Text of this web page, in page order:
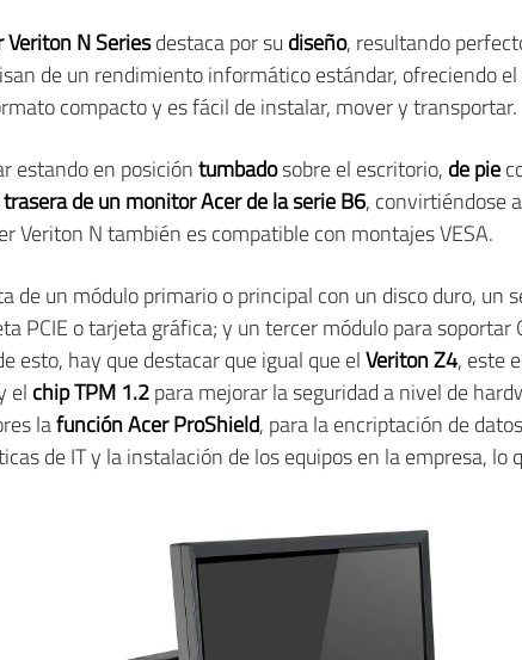
Veriton N Seriesdestaca por su diseño, resultando
de un rendimiento informático estándar, ofreciendo
compacto y es fácil de instalar, mover y transportar.
estando en posicióntumbadosobre el escritorio, de pie
de un monitor Acer de la serie B6, convirtiéndose
Veriton N también es compatible con montajes VESA.
de un módulo primario o principal con un disco duro, un
PCIE o tarjeta gráfica; y un tercer módulo para soportar
esto, hay que destacar que igual que elVeriton Z4, este
el chip TPM 1.2para mejorar la seguridad a nivel de
lafunción Acer ProShield, para la encriptación de
de IT y la instalación de los equipos en la empresa,